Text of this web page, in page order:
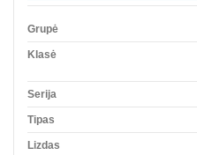
Grupė
Klasė
Serija
Tipas
Lizdas